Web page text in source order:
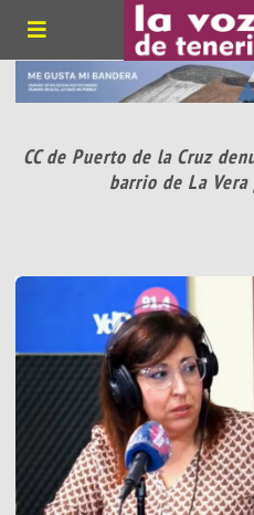
CC de Puerto de la Cruz
barrio de La